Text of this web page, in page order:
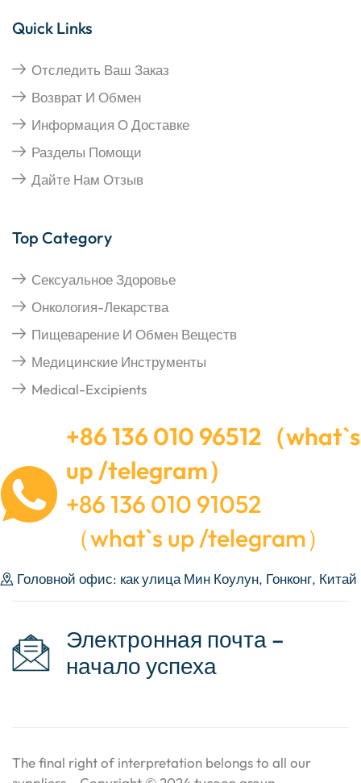
Quick Links
Отследить Ваш Заказ
Возврат И Обмен
Информация О Доставке
Разделы Помощи
Дайте Нам Отзыв
Top Category
Сексуальное Здоровье
Онкология-Лекарства
Пищеварение И Обмен Веществ
Медицинские Инструменты
Medical-Excipients
+86 136 010 96512（what`s
up /telegram）
+86 136 010 91052
（what`s up /telegram）
Головной офис: как улица Мин Коулун, Гонконг, Китай
Электронная почта –
начало успеха
The final right of interpretation belongs to all our